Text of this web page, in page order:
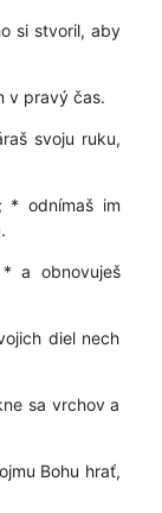
si stvoril, aby
v pravý čas.
svoju ruku,
* odnímaš im
a obnovuješ
diel nech
sa vrchov a
Bohu hrať,